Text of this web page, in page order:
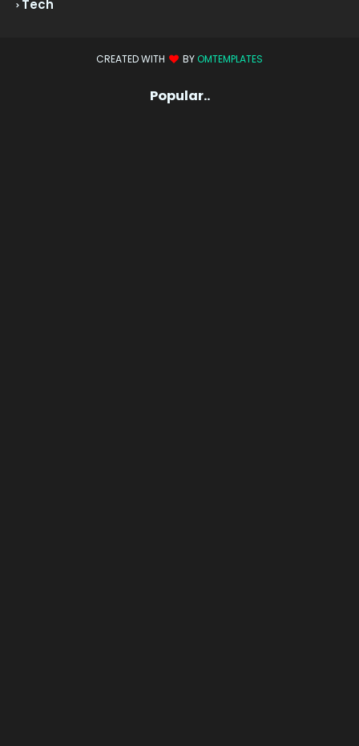
Tech
CREATED WITH BY OMTEMPLATES
Popular..